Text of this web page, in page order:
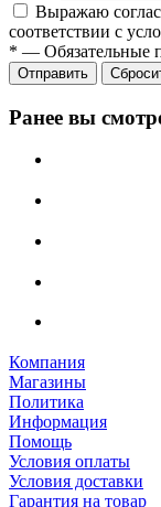
Выражаю
соответствии с
* — Обязательные
Отправить
Ранее вы
Компания
Магазины
Политика
Информация
Помощь
Условия оплаты
Условия доставки
Гарантия на товар